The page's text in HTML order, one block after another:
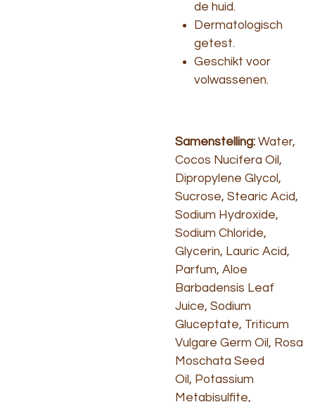
de huid.
Dermatologisch
getest.
Geschikt voor
volwassenen.
Samenstelling: Water,
Cocos Nucifera Oil,
Dipropylene Glycol,
Sucrose, Stearic Acid,
Sodium Hydroxide,
Sodium Chloride,
Glycerin, Lauric Acid,
Parfum, Aloe
Barbadensis Leaf
Juice, Sodium
Gluceptate, Triticum
Vulgare Germ Oil, Rosa
Moschata Seed
Oil, Potassium
Metabisulfite,